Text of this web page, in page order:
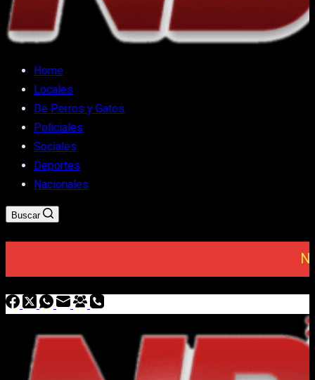
Home
Locales
De Perros y Gatos
Policiales
Sociales
Deportes
Nacionales
Buscar